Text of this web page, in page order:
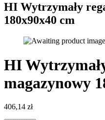
HI Wytrzymały
180x90x40 cm
HI
magazynowy
406,14 zł